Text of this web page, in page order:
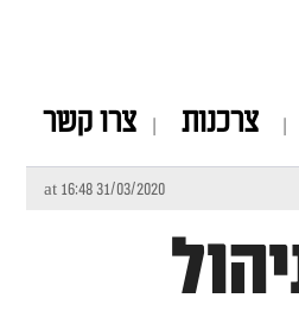
צרכנות צרו קשר
31/03/2020 at 16:48